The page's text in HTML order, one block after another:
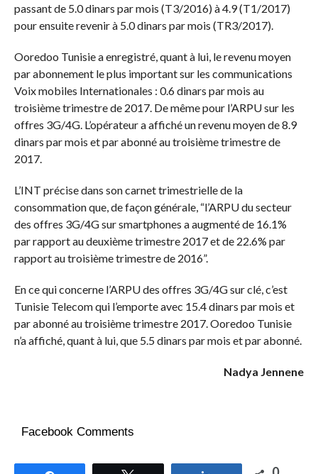
passant de 5.0 dinars par mois (T3/2016) à 4.9 (T1/2017)
pour ensuite revenir à 5.0 dinars par mois (TR3/2017).
Ooredoo Tunisie a enregistré, quant à lui, le revenu moyen
par abonnement le plus important sur les communications
Voix mobiles Internationales : 0.6 dinars par mois au
troisième trimestre de 2017. De même pour l’ARPU sur les
offres 3G/4G. L’opérateur a affiché un revenu moyen de 8.9
dinars par mois et par abonné au troisième trimestre de
2017.
L’INT précise dans son carnet trimestrielle de la
consommation que, de façon générale, “l’ARPU du secteur
des offres 3G/4G sur smartphones a augmenté de 16.1%
par rapport au deuxième trimestre 2017 et de 22.6% par
rapport au troisième trimestre de 2016”.
En ce qui concerne l’ARPU des offres 3G/4G sur clé, c’est
Tunisie Telecom qui l’emporte avec 15.4 dinars par mois et
par abonné au troisième trimestre 2017. Ooredoo Tunisie
n’a affiché, quant à lui, que 5.5 dinars par mois et par abonné.
Nadya Jennene
Facebook Comments